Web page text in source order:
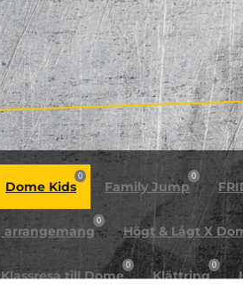
Dome Kids
0
Family Jump
0
arrangemang
0
Högt & Lågt X
Klassresa till Dome
0
Klättring
0